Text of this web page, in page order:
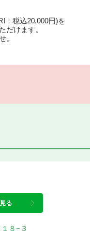
：税込20,000円)を
だけます。
。
る
８−３